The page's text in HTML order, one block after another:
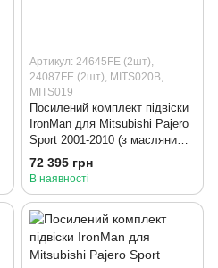
Артикул: 24645FE (2шт),
24087FE (2шт), MITS020B,
MITS019
Посилений комплект підвіски
IronMan для Mitsubishi Pajero
Sport 2001-2010 (з масляними
амортизаторами)
72 395 грн
В наявності